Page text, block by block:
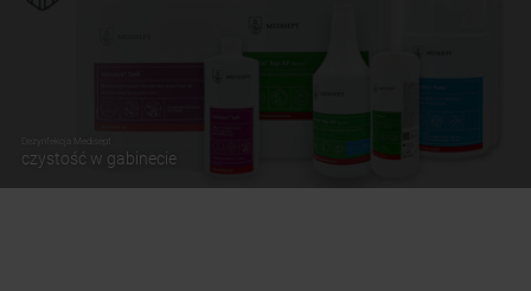
Dezynfekcja Medisept
czystość w gabinecie